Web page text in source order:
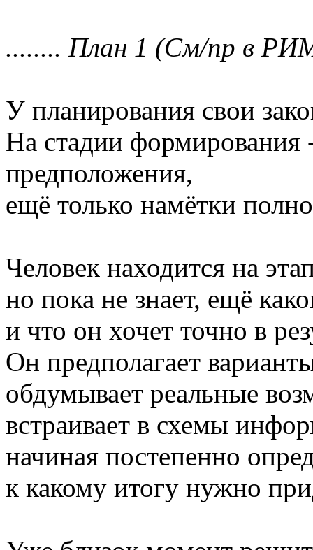
........ План 1 (См/пр в
У планирования свои
На стадии формирования
предположения,
ещё только намётки
Человек находится на
но пока не знает, ещё
и что он хочет точно в
Он предполагает
обдумывает реальные
встраивает в схемы
начиная постепенно
к какому итогу нужно